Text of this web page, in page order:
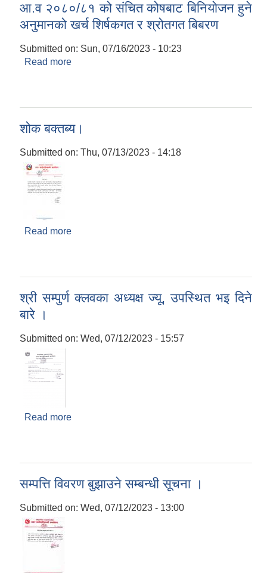
आ.व २०८०/८१ को संचित कोषबाट बिनियोजन हुने
अनुमानको खर्च शिर्षकगत र श्रोतगत बिबरण
Submitted on: Sun, 07/16/2023 - 10:23
Read more
शोक बक्तब्य।
Submitted on: Thu, 07/13/2023 - 14:18
Read more
श्री सम्पुर्ण क्लवका अध्यक्ष ज्यू, उपस्थित भइ दिने
बारे ।
Submitted on: Wed, 07/12/2023 - 15:57
Read more
सम्पत्ति विवरण बुझाउने सम्बन्धी सूचना ।
Submitted on: Wed, 07/12/2023 - 13:00